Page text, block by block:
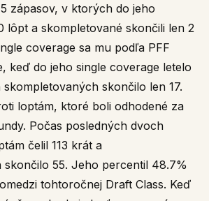
zápasov, v ktorých do jeho
lôpt a skompletované skončili len 2
coverage sa mu podľa PFF
keď do jeho single coverage letelo
skončilo len 17.
loptám, ktoré boli odhodené za
Počas posledných dvoch
čelil 113 krát a
55. Jeho percentil 48.7%
tohtoročnej Draft Class. Keď